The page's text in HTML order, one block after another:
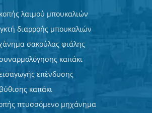
λαιμού μπουκαλιών
διαρροής μπουκαλιών
σακούλας φιάλης
καπάκι
επένδυσης
καπάκι
πτυσσόμενο μηχάνημα